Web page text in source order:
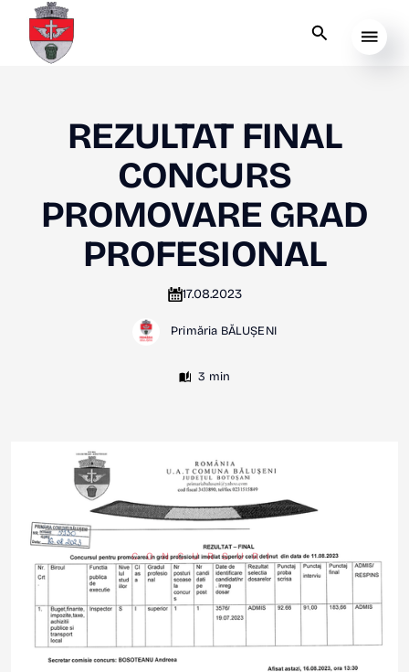
REZULTAT FINAL
CONCURS
PROMOVARE GRAD
PROFESIONAL
17.08.2023
Primăria BĂLUȘENI
3 min
CONCURSURI